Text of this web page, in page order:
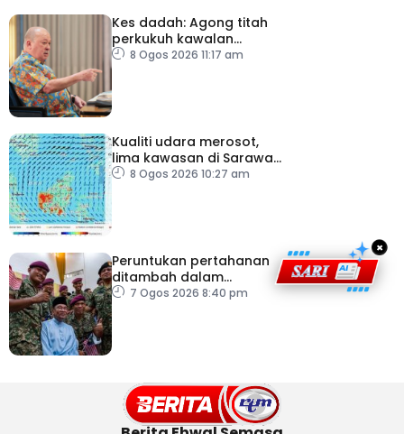
Kes dadah: Agong titah
perkukuh kawalan
lapangan terbang, pintu
8 Ogos 2026 11:17 am
Kualiti udara merosot,
lima kawasan di Sarawak
catat IPU tidak sihat
8 Ogos 2026 10:27 am
Peruntukan pertahanan
ditambah dalam
Belanjawan 2027
7 Ogos 2026 8:40 pm
×